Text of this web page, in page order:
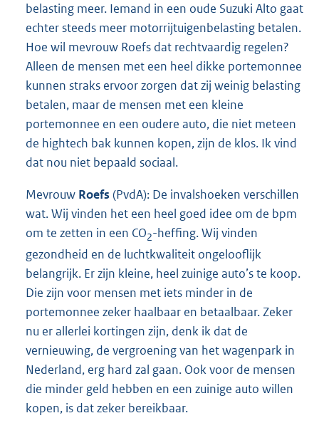
belasting meer. Iemand in een oude Suzuki Alto gaat
echter steeds meer motorrijtuigenbelasting betalen.
Hoe wil mevrouw Roefs dat rechtvaardig regelen?
Alleen de mensen met een heel dikke portemonnee
kunnen straks ervoor zorgen dat zij weinig belasting
betalen, maar de mensen met een kleine
portemonnee en een oudere auto, die niet meteen
de hightech bak kunnen kopen, zijn de klos. Ik vind
dat nou niet bepaald sociaal.
Mevrouw Roefs (PvdA): De invalshoeken verschillen
wat. Wij vinden het een heel goed idee om de bpm
om te zetten in een CO2-heffing. Wij vinden
gezondheid en de luchtkwaliteit ongelooflijk
belangrijk. Er zijn kleine, heel zuinige auto’s te koop.
Die zijn voor mensen met iets minder in de
portemonnee zeker haalbaar en betaalbaar. Zeker
nu er allerlei kortingen zijn, denk ik dat de
vernieuwing, de vergroening van het wagenpark in
Nederland, erg hard zal gaan. Ook voor de mensen
die minder geld hebben en een zuinige auto willen
kopen, is dat zeker bereikbaar.